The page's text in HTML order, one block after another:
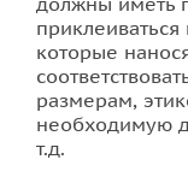
приклеиваться
которые
размерам,
необходимую
т.д.